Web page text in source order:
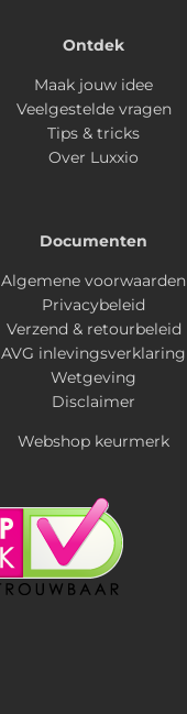
Ontdek
Maak jouw idee
Veelgestelde vragen
Tips & tricks
Over Luxxio
Documenten
Algemene voorwaarden
Privacybeleid
Verzend & retourbeleid
AVG inlevingsverklaring
Wetgeving
Disclaimer
Webshop keurmerk